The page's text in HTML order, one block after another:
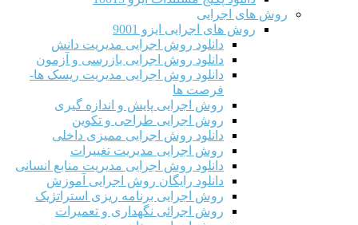
روش های اجرایی
روش های اجرایی ایزو 9001
دانلود روش اجرایی مدیریت دانش
دانلود روش اجرایی بازرسی و آزمون
دانلود روش اجرایی مدیریت ریسک ها-
فرصت ها
روش اجرایی پایش و اندازه گیری
روش اجرایی طراحی و تکوین
دانلود روش اجرایی ممیزی داخلی
روش اجرایی مدیریت تغییرات
دانلود روش اجرایی مدیریت منابع انسانی
دانلود رایگان روش اجرایی آموزش
روش اجرایی برنامه ریزی استراتژیک
روش اجرائی نگهداری و تعمیرات